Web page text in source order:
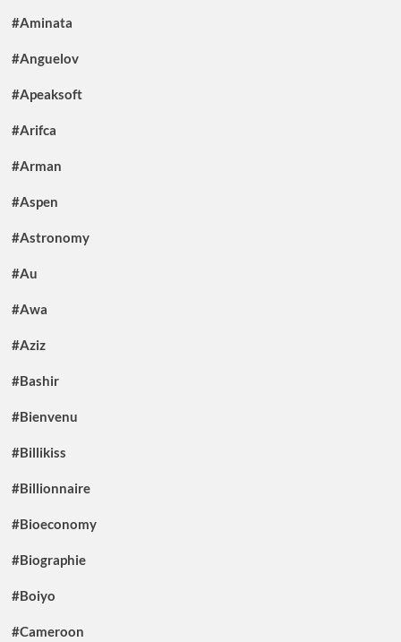
#Aminata
#Anguelov
#Apeaksoft
#Arifca
#Arman
#Aspen
#Astronomy
#Au
#Awa
#Aziz
#Bashir
#Bienvenu
#Billikiss
#Billionnaire
#Bioeconomy
#Biographie
#Boiyo
#Cameroon